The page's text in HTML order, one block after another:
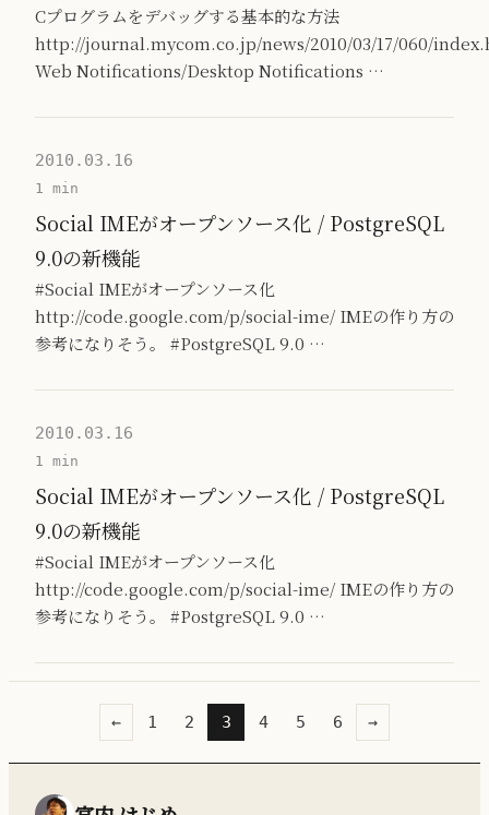
Cプログラムをデバッグする基本的な方法
http://journal.mycom.co.jp/news/2010/03/17/060/
Web Notifications/Desktop Notifications …
2010.03.16
1 min
Social IMEがオープンソース化 / PostgreSQL
9.0の新機能
#Social IMEがオープンソース化
http://code.google.com/p/social-ime/ IMEの作り方の
参考になりそう。 #PostgreSQL 9.0 …
2010.03.16
1 min
Social IMEがオープンソース化 / PostgreSQL
9.0の新機能
#Social IMEがオープンソース化
http://code.google.com/p/social-ime/ IMEの作り方の
参考になりそう。 #PostgreSQL 9.0 …
← 1 2 3 4 5 6 →